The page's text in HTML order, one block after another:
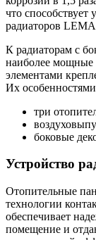
что способствует
радиаторов
К радиаторам с
наиболее
элементами
Их
три
боковые
Устройство
Отопительные
технологии
обеспечивает
помещение и